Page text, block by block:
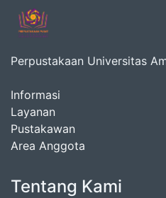
Perpustakaan Universitas
Informasi
Layanan
Pustakawan
Area Anggota
Tentang Kami